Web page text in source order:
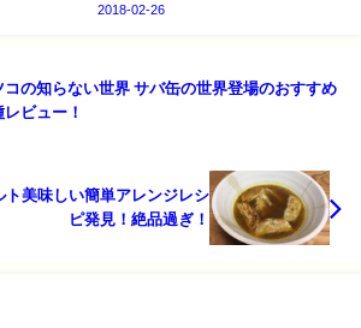
2018-02-26
コの知らない世界 サバ缶の世界登場のおすすめ
レビュー！
ト美味しい簡単アレンジレシ
ピ発見！絶品過ぎ！